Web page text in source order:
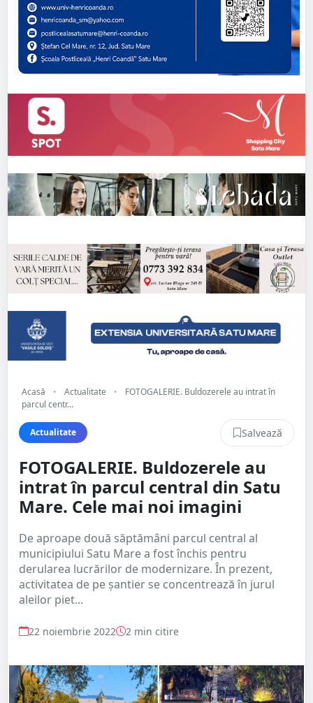
Acasă • Actualitate •
FOTOGALERIE. Buldozerele au intrat în
parcul centr...
Actualitate Salvează
FOTOGALERIE. Buldozerele au
intrat în parcul central din Satu
Mare. Cele mai noi imagini
De aproape două săptămâni parcul central al
municipiului Satu Mare a fost închis pentru
derularea lucrărilor de modernizare. În prezent,
activitatea de pe șantier se concentrează în jurul
aleilor piet...
22 noiembrie 2022 2 min citire